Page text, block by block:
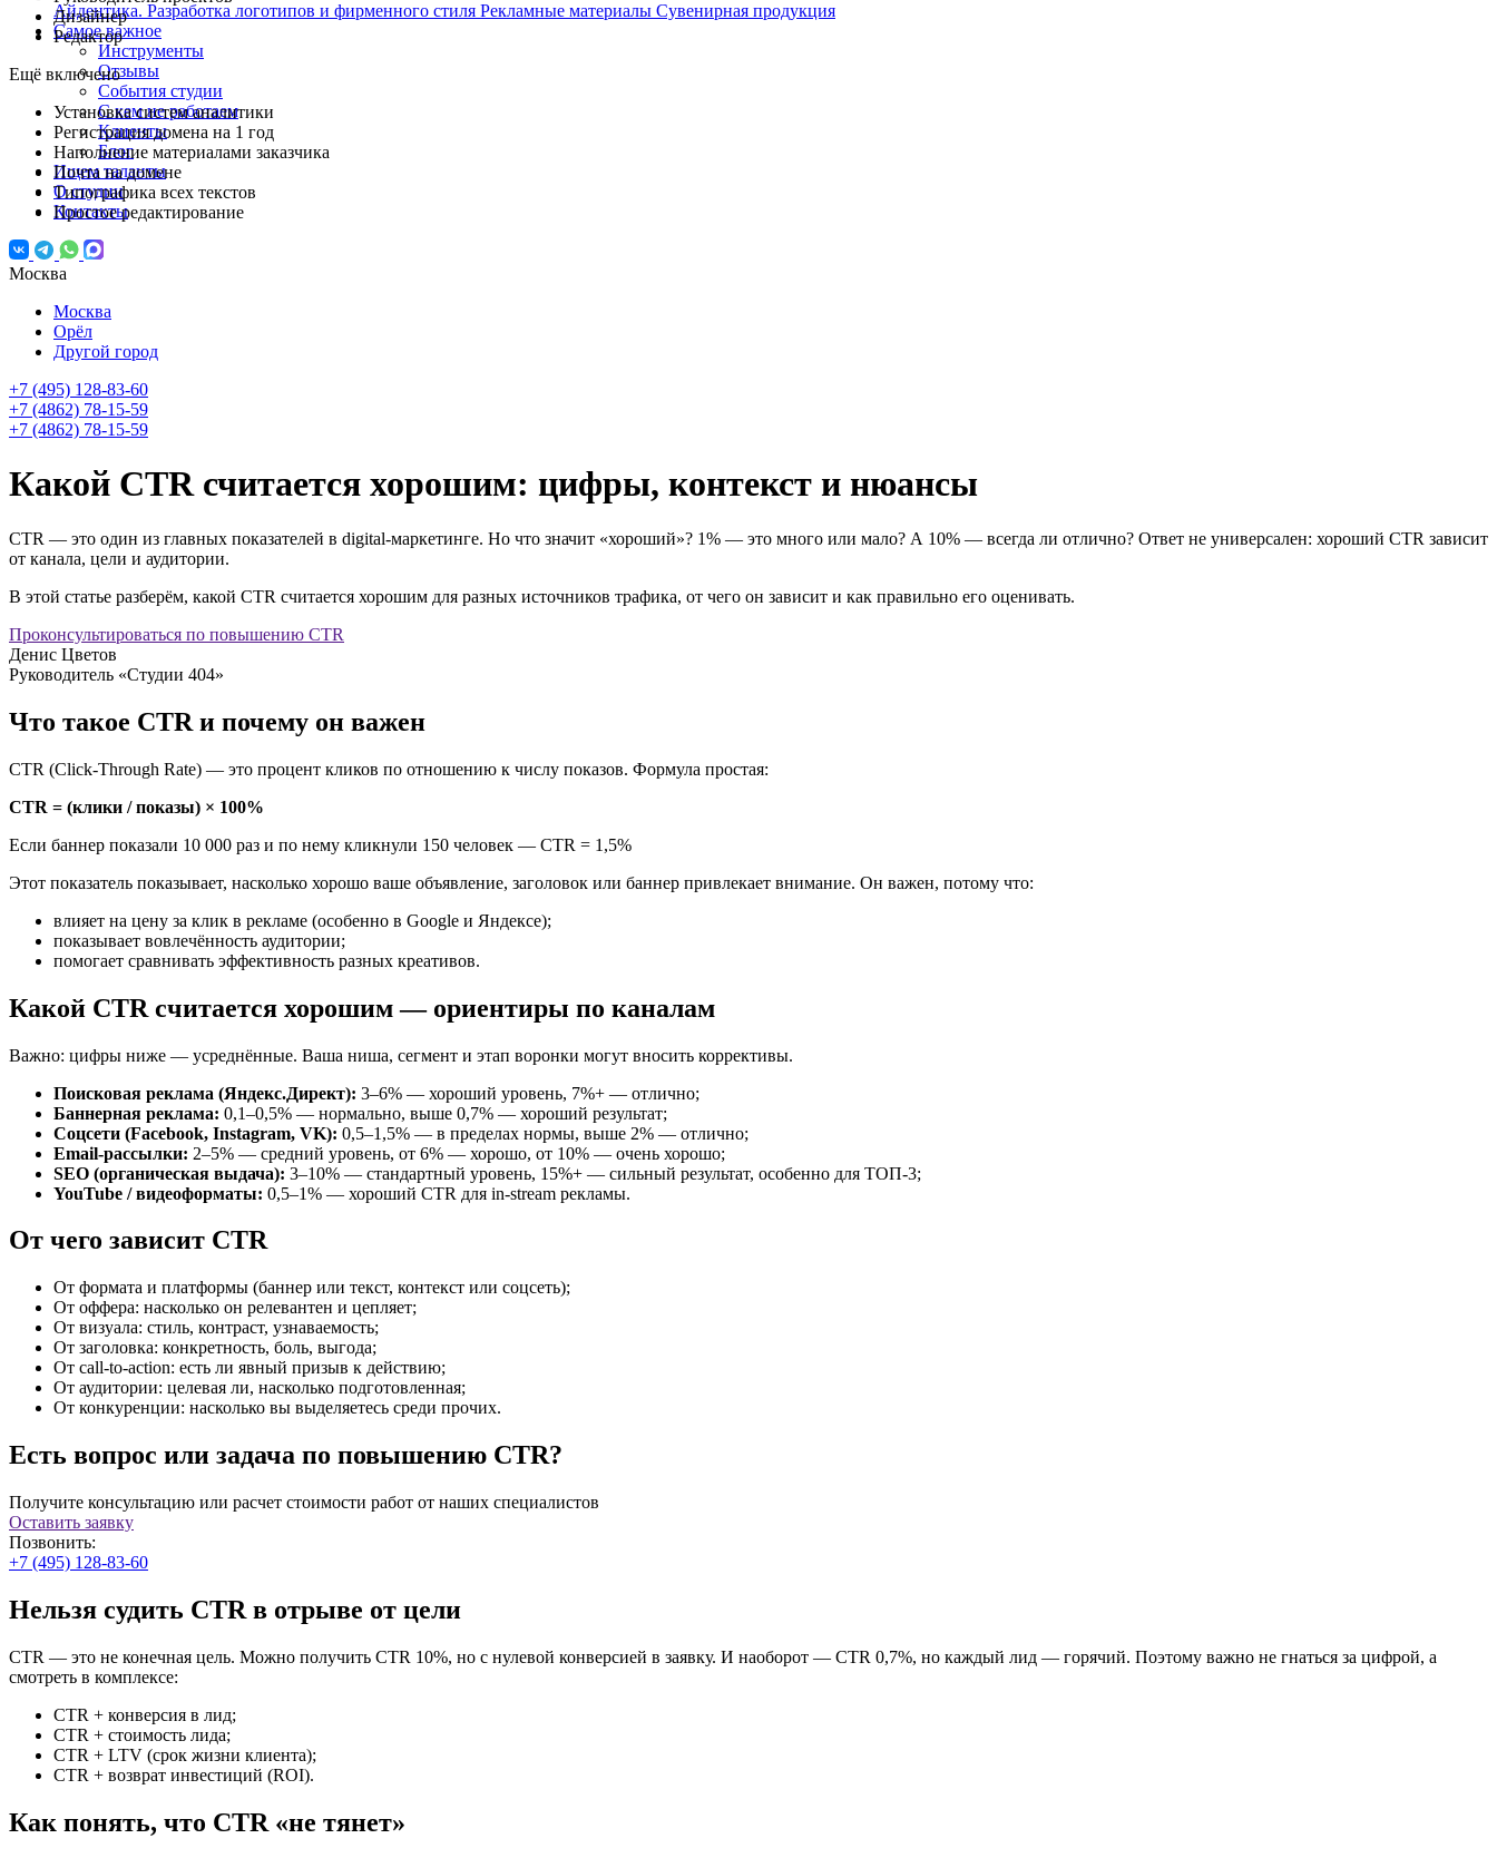
Айдентика. Разработка логотипов и фирменного стиля Рекламные материалы Сувенирная продукция
Самое важное
Инструменты
Отзывы
События студии
С кем не работаем
Клиенты
Блог
Ищем таланты
О студии
Контакты
Москва
Москва
Орёл
Другой город
+7 (495) 128-83-60
+7 (4862) 78-15-59
+7 (4862) 78-15-59
Какой CTR считается хорошим: цифры, контекст и нюансы
CTR — это один из главных показателей в digital-маркетинге. Но что значит «хороший»? 1% — это много или мало? А 10% — всегда ли отлично? Ответ не универсален: хороший CTR зависит
от канала, цели и аудитории.
В этой статье разберём, какой CTR считается хорошим для разных источников трафика, от чего он зависит и как правильно его оценивать.
Проконсультироваться по повышению CTR
Денис Цветов
Руководитель «Студии 404»
Что такое CTR и почему он важен
CTR (Click-Through Rate) — это процент кликов по отношению к числу показов. Формула простая:
CTR = (клики / показы) × 100%
Если баннер показали 10 000 раз и по нему кликнули 150 человек — CTR = 1,5%
Этот показатель показывает, насколько хорошо ваше объявление, заголовок или баннер привлекает внимание. Он важен, потому что:
влияет на цену за клик в рекламе (особенно в Google и Яндексе);
показывает вовлечённость аудитории;
помогает сравнивать эффективность разных креативов.
Какой CTR считается хорошим — ориентиры по каналам
Важно: цифры ниже — усреднённые. Ваша ниша, сегмент и этап воронки могут вносить коррективы.
Поисковая реклама (Яндекс.Директ): 3–6% — хороший уровень, 7%+ — отлично;
Баннерная реклама: 0,1–0,5% — нормально, выше 0,7% — хороший результат;
Соцсети (Facebook, Instagram, VK): 0,5–1,5% — в пределах нормы, выше 2% — отлично;
Email-рассылки: 2–5% — средний уровень, от 6% — хорошо, от 10% — очень хорошо;
SEO (органическая выдача): 3–10% — стандартный уровень, 15%+ — сильный результат, особенно для ТОП-3;
YouTube / видеоформаты: 0,5–1% — хороший CTR для in-stream рекламы.
От чего зависит CTR
От формата и платформы (баннер или текст, контекст или соцсеть);
От оффера: насколько он релевантен и цепляет;
От визуала: стиль, контраст, узнаваемость;
От заголовка: конкретность, боль, выгода;
От call-to-action: есть ли явный призыв к действию;
От аудитории: целевая ли, насколько подготовленная;
От конкуренции: насколько вы выделяетесь среди прочих.
Есть вопрос или задача по повышению CTR?
Получите консультацию или расчет стоимости работ от наших специалистов
Оставить заявку
Позвонить:
+7 (495) 128-83-60
Нельзя судить CTR в отрыве от цели
CTR — это не конечная цель. Можно получить CTR 10%, но с нулевой конверсией в заявку. И наоборот — CTR 0,7%, но каждый лид — горячий. Поэтому важно не гнаться за цифрой, а
смотреть в комплексе:
CTR + конверсия в лид;
CTR + стоимость лида;
CTR + LTV (срок жизни клиента);
CTR + возврат инвестиций (ROI).
Как понять, что CTR «не тянет»
Дизайнер
Редактор
Ещё включено
Установка систем аналитики
Регистрация домена на 1 год
Наполнение материалами заказчика
Почта на домене
Типографика всех текстов
Простое редактирование